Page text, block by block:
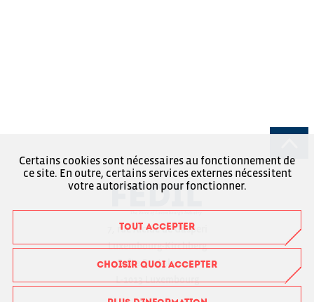
7, rue Alcide de Gasperi
Luxembourg-Kirchberg
Boîte Postale 1304
L-1013 Luxembourg
Certains cookies sont nécessaires au fonctionnement de
ce site. En outre, certains services externes nécessitent
votre autorisation pour fonctionner.
TOUT ACCEPTER
CHOISIR QUOI ACCEPTER